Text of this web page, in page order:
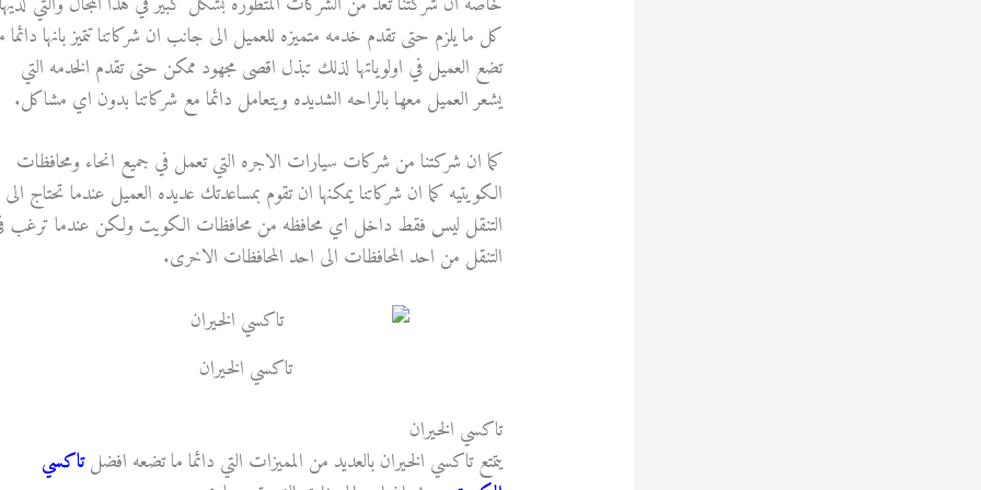
كل ما يلزم حتى تقدم خدمه متميزه للعميل الى جانب ان شركاتنا تتميز بانها دائما
تضع العميل في اولوياتها لذلك تبذل اقصى مجهود ممكن حتى تقدم الخدمه التي
يشعر العميل معها بالراحه الشديده ويتعامل دائما مع شركاتنا بدون اي مشاكل.
كما ان شركتنا من شركات سيارات الاجره التي تعمل في جميع انحاء ومحافظات
الكويتيه كما ان شركاتنا يمكنها ان تقوم بمساعدتك عديده العميل عندما تحتاج الى
التنقل ليس فقط داخل اي محافظه من محافظات الكويت ولكن عندما ترغب
التنقل من احد المحافظات الى احد المحافظات الاخرى.
تاكسي الخيران
تاكسي الخيران
يتمتع تاكسي الخيران بالعديد من المميزات التي دائما ما تضعه افضلتاكسي